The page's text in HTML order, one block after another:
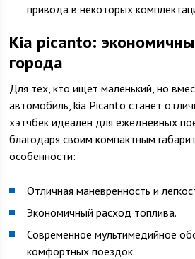
привода в некоторых
Kia picanto:
города
Для тех, кто ищет маленький, но
автомобиль, kia Picanto станет
хэтчбек идеален для ежедневных
благодаря своим компактным
особенности:
Отличная маневренность и
Экономичный расход топлива.
Современное мультимедийное
комфортных поездок.